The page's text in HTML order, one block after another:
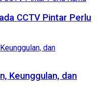
CCTV Pintar Perlu
Keunggulan, dan